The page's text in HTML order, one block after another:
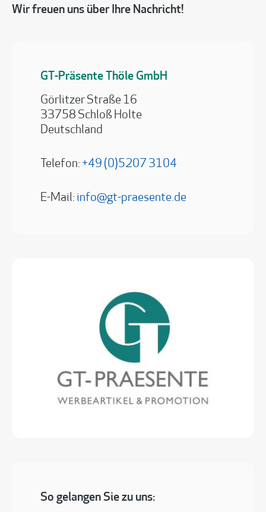
Wir freuen uns über Ihre Nachricht!
GT-Präsente Thöle GmbH
Görlitzer Straße 16
33758 Schloß Holte
Deutschland
Telefon: +49 (0)5207 3104
E-Mail: info@gt-praesente.de
So gelangen Sie zu uns: